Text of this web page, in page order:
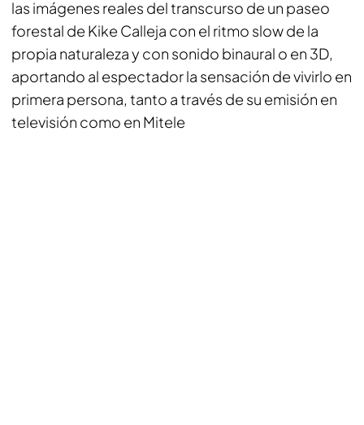
las imágenes reales del transcurso de un paseo
forestal de Kike Calleja con el ritmo slowde la
propia naturaleza y con sonido binaural o en 3D,
aportando al espectador la sensación de vivirlo en
primera persona, tanto a través de su emisión en
televisión como en Mitele